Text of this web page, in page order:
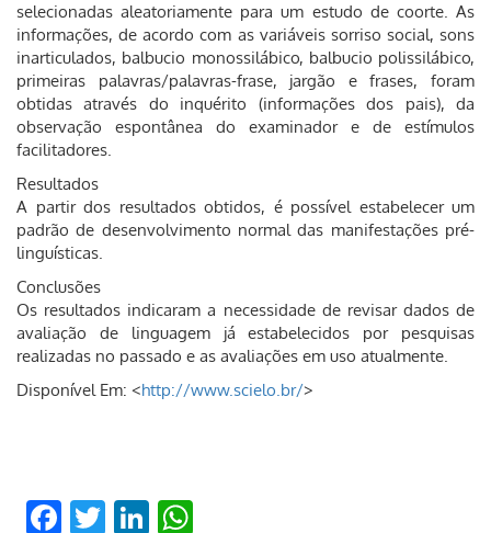
selecionadas aleatoriamente para um estudo de coorte. As
informações, de acordo com as variáveis sorriso social, sons
inarticulados, balbucio monossilábico, balbucio polissilábico,
primeiras palavras/palavras-frase, jargão e frases, foram
obtidas através do inquérito (informações dos pais), da
observação espontânea do examinador e de estímulos
facilitadores.
Resultados
A partir dos resultados obtidos, é possível estabelecer um
padrão de desenvolvimento normal das manifestações pré-
linguísticas.
Conclusões
Os resultados indicaram a necessidade de revisar dados de
avaliação de linguagem já estabelecidos por pesquisas
realizadas no passado e as avaliações em uso atualmente.
Disponível Em: <http://www.scielo.br/>
Facebook
TwitterLinkedIn